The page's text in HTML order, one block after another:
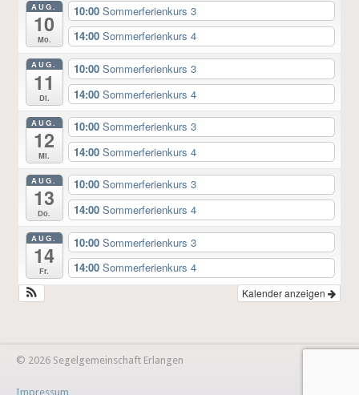
AUG.
10
Mo.
10:00 Sommerferienkurs 3
14:00 Sommerferienkurs 4
AUG.
11
Di.
10:00 Sommerferienkurs 3
14:00 Sommerferienkurs 4
AUG.
12
Mi.
10:00 Sommerferienkurs 3
14:00 Sommerferienkurs 4
AUG.
13
Do.
10:00 Sommerferienkurs 3
14:00 Sommerferienkurs 4
AUG.
14
Fr.
10:00 Sommerferienkurs 3
14:00 Sommerferienkurs 4
Kalender anzeigen
© 2026 Segelgemeinschaft Erlangen
Impressum